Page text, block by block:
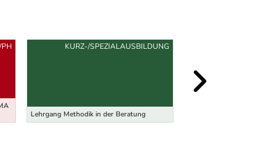
Lehrgang Methodik in der Beratung
KURZ-/SPEZIALAUSBILDUNG